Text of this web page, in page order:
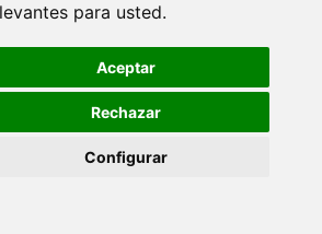
para usted.
Aceptar
Rechazar
Configurar
para
marrón